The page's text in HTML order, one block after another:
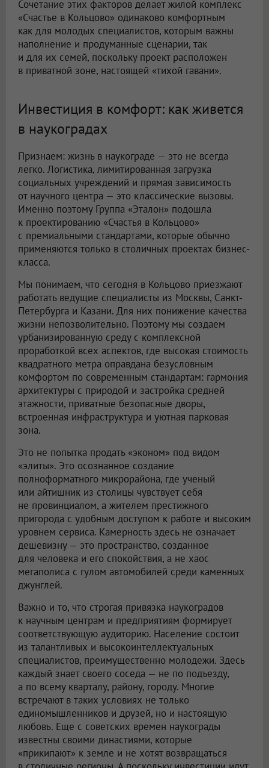
Сочетание этих факторов делает жилой комплекс
«Счастье в Кольцово» одинаково комфортным
как для молодых специалистов, которым важны
наполнение и продуманные сценарии, так
и для их семей, поскольку проект расположен
в приватной зоне, настоящей «тихой гавани».
Инвестиция в комфорт: как живется
в наукоградах
Признаем: жизнь в наукограде — это не всегда
легко. Логистика, лимитированная загрузка
социальных учреждений и прямая зависимость
от научного центра — это классические вызовы.
Именно поэтому Группа «Эталон» подошла
к проектированию «Счастья в Кольцово»
с премиальными стандартами, которые обычно
применяются только в столичных проектах бизнес-
класса.
Мы понимаем, что сегодня в Кольцово приезжают
работать ведущие специалисты из Москвы, Санкт-
Петербурга и Казани. Для них понижение качества
жизни непозволительно. Поэтому мы создаем
урбанизированную среду с комплексной
проработкой всех аспектов, где высокая стоимость
квадратного метра оправдана безусловным
комфортом по современным стандартам: гармония
архитектуры с природой и застройка средней
этажности, приватные безопасные дворы,
встроенная инфраструктура и уютная парковая
зона.
Это не попытка продать «эконом» под видом
«элиты». Это осознанное создание
полноформатного микрорайона, где ученый
или айтишник из столицы чувствует себя
не провинциалом, а жителем престижного
пригорода с удобным доступом к работе и высоким
уровнем сервиса. Камерность здесь не означает
дешевизну — это пространство, созданное
для человека и его спокойствия, а не хаос
мегаполиса с гулом автомобилей среди каменных
джунглей.
Важно и то, что строгая привязка наукоградов
к научным центрам и предприятиям формирует
соответствующую аудиторию. Население состоит
из талантливых и высокоинтеллектуальных
специалистов, преимущественно молодежи. Здесь
каждый знает своего соседа — не по подъезду,
а по всему кварталу, району, городу. Многие
встречают в таких условиях не только
единомышленников и друзей, но и настоящую
любовь. Еще с советских времен наукограды
известны своими династиями, которые
«прикипают» к земле и не хотят возвращаться